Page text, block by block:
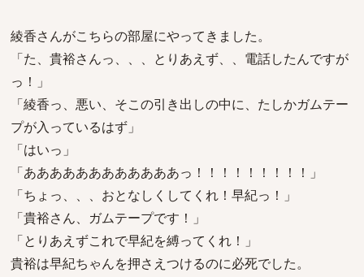
綾香さんがこちらの部屋にやってきました。
「た、貴裕さんっ、、、とりあえず、、電話したんですが
っ！」
「綾香っ、悪い、そこの引き出しの中に、たしかガムテー
プが入っているはず」
「はいっ」
「ああああああああああああっ！！！！！！！！！」
「ちょっ、、、おとなしくしてくれ！早紀っ！」
「貴裕さん、ガムテープです！」
「とりあえずこれで早紀を縛ってくれ！」
貴裕は早紀ちゃんを押さえつけるのに必死でした。